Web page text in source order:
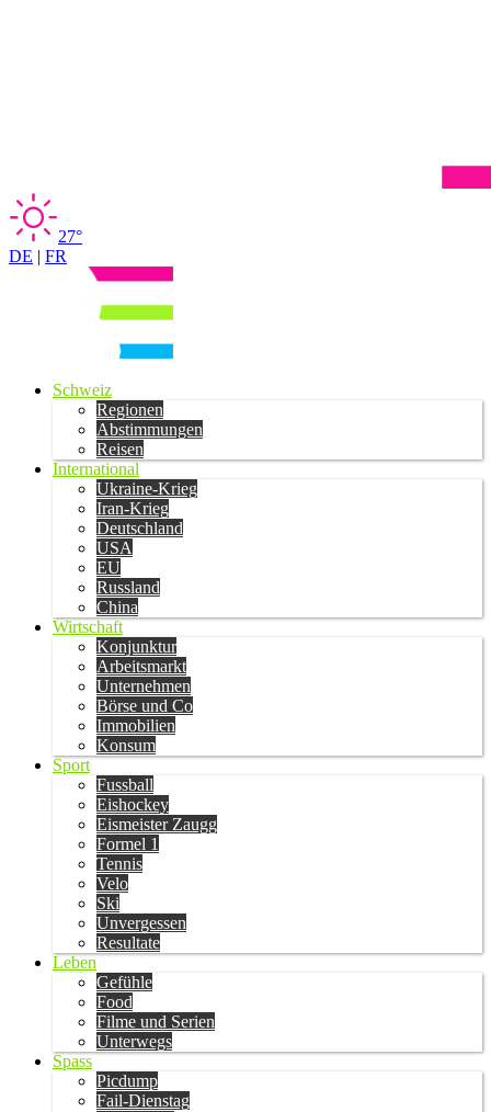
27°
DE | FR
Schweiz
Regionen
Abstimmungen
Reisen
International
Ukraine-Krieg
Iran-Krieg
Deutschland
USA
EU
Russland
China
Wirtschaft
Konjunktur
Arbeitsmarkt
Unternehmen
Börse und Co
Immobilien
Konsum
Sport
Fussball
Eishockey
Eismeister Zaugg
Formel 1
Tennis
Velo
Ski
Unvergessen
Resultate
Leben
Gefühle
Food
Filme und Serien
Unterwegs
Spass
Picdump
Fail-Dienstag